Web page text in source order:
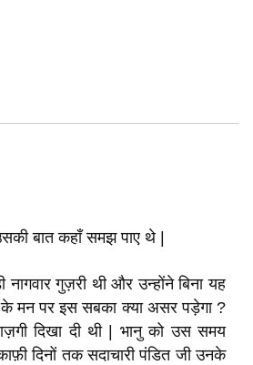
बात कहाँ समझ पाए थे |
नागवार गुज़री थी और उन्होंने बिना यह
के मन पर इस सबका क्या असर पड़ेगा ?
दिखा दी थी | भानु को उस समय
दिनों तक सदाचारी पंडित जी उनके